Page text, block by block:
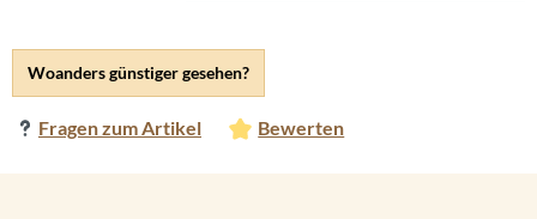
Woanders günstiger gesehen?
Fragen zum Artikel Bewerten